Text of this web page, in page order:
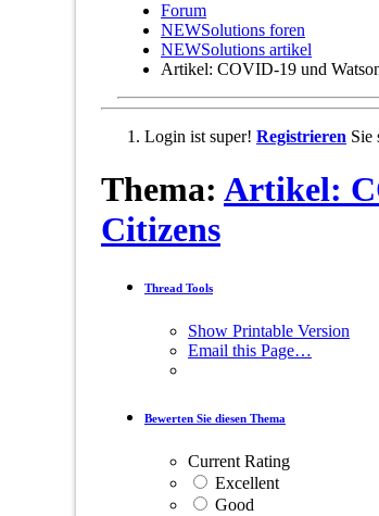
Forum
NEWSolutions foren
NEWSolutions artikel
Artikel: COVID-19 und
Login ist super! Registrieren Sie
Thema: Artikel:
Citizens
Thread Tools
Show Printable Version
Email this Page…
Bewerten Sie diesen Thema
Current Rating
Excellent
Good